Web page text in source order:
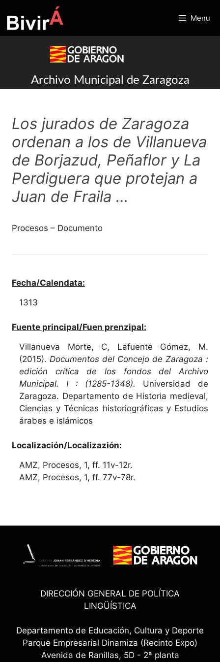
to
content
Menu
Archivo Municipal de Zaragoza
Los jurados de Zaragoza
ordenan a los de Villanueva
de Borjazud, Peñaflor y La
Perdiguera que protejan a
Juan de Fraila …
Procesos – Documento
Fecha/Calendata:
1313
Fuente principal/Fuen prenzipal:
Villanueva Morte, C, Lafuente Gómez, M.
(2015). Documentos del Concejo de Zaragoza :
edición crítica de los fondos del Archivo
Municipal. I : (1285-1348).
Universidad de
Zaragoza. Departamento de Historia medieval,
Ciencias y Técnicas historiográficas y Estudios
árabes e islámicos
Localización/Localizazión:
AMZ, Procesos, 1, ff. 11v-12r.
AMZ, Procesos, 1, ff. 77v-78r.
DIRECCIÓN GENERAL DE POLÍTICA
LINGÜÍSTICA
Departamento de Educación, Cultura y Deporte
Parque Empresarial Dinamiza (Recinto Expo)
Avenida de Ranillas, 5D - 2ª planta